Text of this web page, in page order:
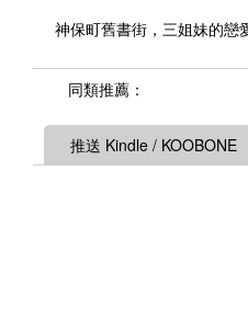
神保町舊書街，三姐妹的戀
同類推薦：
推送 Kindle / KOOBONE